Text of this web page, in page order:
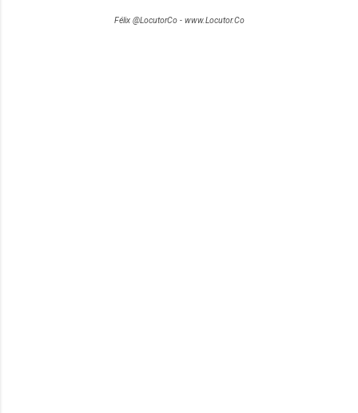
Félix @LocutorCo - www.Locutor.Co